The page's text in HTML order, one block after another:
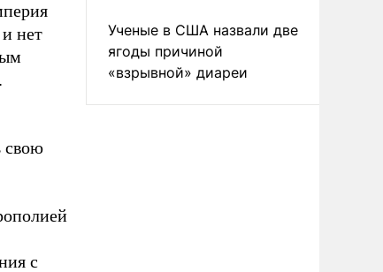
нет
свою
с
Ученые в США назвали две
ягоды причиной
«взрывной» диареи